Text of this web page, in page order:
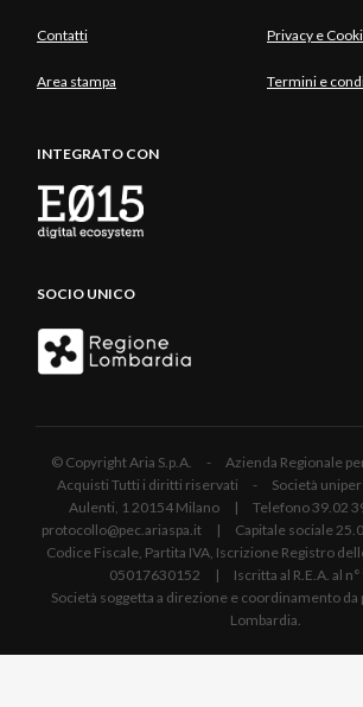
Contatti Privacy e
Area stampa Termini e
INTEGRATO CON
SOCIO UNICO
© Copyright Aria S.p.A. - Azienda Regionale
Acquisti Tutti i diritti riservati - Società
Aulenti, 1 20154 Milano | Telefono 39.02
protocollo@pec.ariaspa.it | Capitale sociale
Codice Fiscale, Partita IVA, Iscrizione Registro
05017630152 | Iscritta al R.E.A. al
Società soggetta a direzione e coordinamento da
Lombardia.